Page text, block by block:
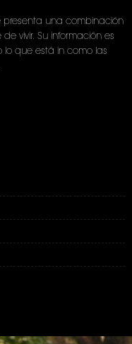
presenta una combinación
vivir. Su información es
lo que está in como las